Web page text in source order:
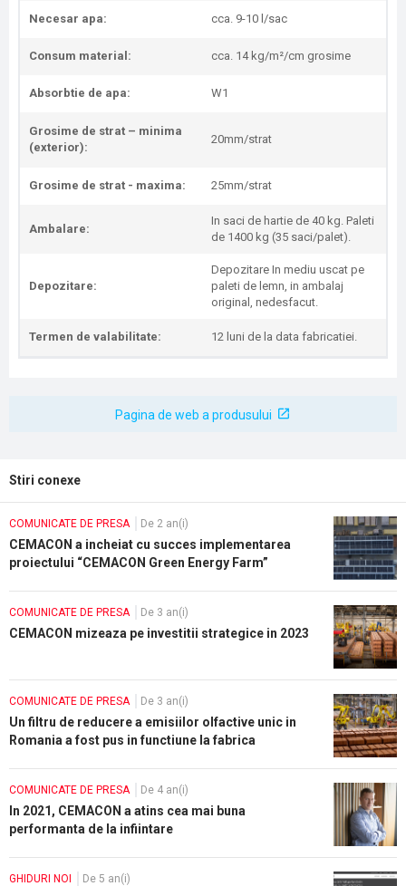
Necesar apa: cca. 9-10 l/sac
Consum material: cca. 14 kg/m²/cm grosime
Absorbtie de apa: W1
Grosime de strat – minima
(exterior):
20mm/strat
Grosime de strat - maxima: 25mm/strat
Ambalare:
In saci de hartie de 40 kg. Paleti
de 1400 kg (35 saci/palet).
Depozitare:
Depozitare In mediu uscat pe
paleti de lemn, in ambalaj
original, nedesfacut.
Termen de valabilitate: 12 luni de la data fabricatiei.
Pagina de web a produsului
Stiri conexe
COMUNICATE DE PRESA De 2 an(i)
CEMACON a incheiat cu succes implementarea
proiectului “CEMACON Green Energy Farm”
COMUNICATE DE PRESA De 3 an(i)
CEMACON mizeaza pe investitii strategice in 2023
COMUNICATE DE PRESA De 3 an(i)
Un filtru de reducere a emisiilor olfactive unic in
Romania a fost pus in functiune la fabrica
COMUNICATE DE PRESA De 4 an(i)
In 2021, CEMACON a atins cea mai buna
performanta de la infiintare
GHIDURI NOI De 5 an(i)